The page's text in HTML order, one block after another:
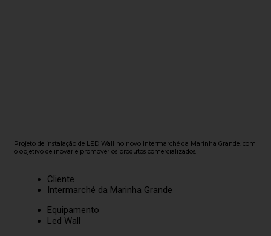
Projeto de instalação de LED Wall no novo Intermarché da Marinha Grande, com
o objetivo de inovar e promover os produtos comercializados.
Cliente
Intermarché da Marinha Grande
Equipamento
Led Wall